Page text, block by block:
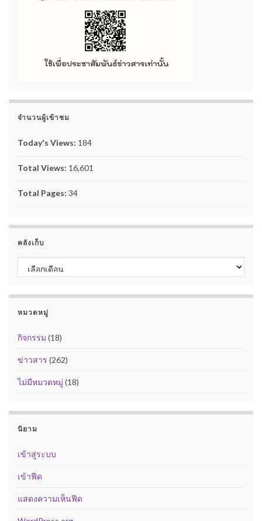
จำนวนผู้เข้าชม
Today's Views: 184
Total Views: 16,601
Total Pages: 34
คลังเก็บ
คลังเก็บ
หมวดหมู่
กิจกรรม (18)
ข่าวสาร (262)
ไม่มีหมวดหมู่ (18)
นิยาม
เข้าสู่ระบบ
เข้าฟีด
แสดงความเห็นฟีด